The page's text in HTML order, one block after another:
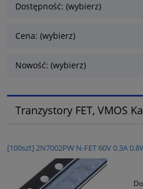
Dostępność: (wybierz)
Cena: (wybierz)
Nowość: (wybierz)
Tranzystory FET, VMOS
[100szt] 2N7002PW N-FET 60V 0.3A